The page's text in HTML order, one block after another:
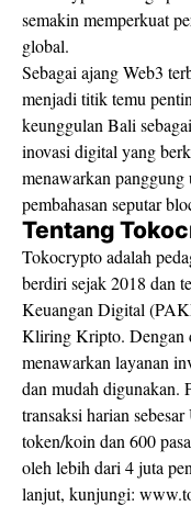
semakin memperkuat
global.
Sebagai ajang Web3
menjadi titik temu
keunggulan Bali
inovasi digital yang
menawarkan
pembahasan seputar
Tentang
Tokocrypto adalah
berdiri sejak 2018 dan
Keuangan Digital
Kliring Kripto. Dengan
menawarkan layanan
dan mudah digunakan.
transaksi harian
token/koin dan 600
oleh lebih dari 4 juta
lanjut, kunjungi: